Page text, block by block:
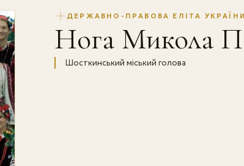
ДЕРЖАВНО-ПРАВОВА ЕЛІТА УКРАЇНИ
Нога Микола
Шосткинський міський голова